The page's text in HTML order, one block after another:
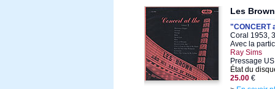
Les Brown
"CONCERT
Coral 1953,
Avec la
Ray Sims
Pressage
État du
25.00 €